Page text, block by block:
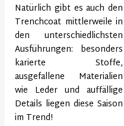
Natürlich gibt es auch den
Trenchcoat mittlerweile in
den unterschiedlichsten
Ausführungen: besonders
karierte Stoffe,
ausgefallene Materialien
wie Leder und auffällige
Details liegen diese Saison
im Trend!